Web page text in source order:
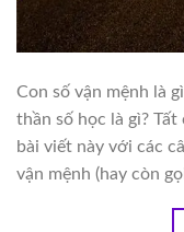
Con số vận mệnh là
thần số học là gì?
bài viết này với các
vận mệnh (hay còn